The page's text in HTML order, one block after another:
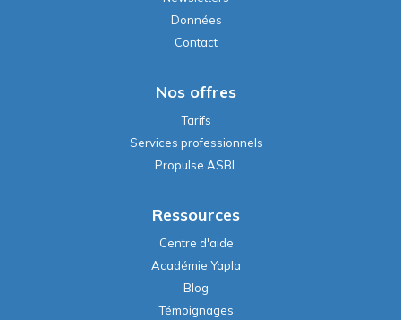
Données
Contact
Nos offres
Tarifs
Services professionnels
Propulse ASBL
Ressources
Centre d'aide
Académie Yapla
Blog
Témoignages